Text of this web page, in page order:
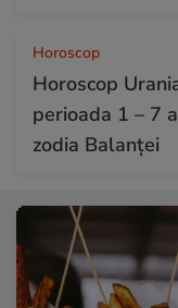
Horoscop
Horoscop
perioada 1 – 7
zodia Balanței